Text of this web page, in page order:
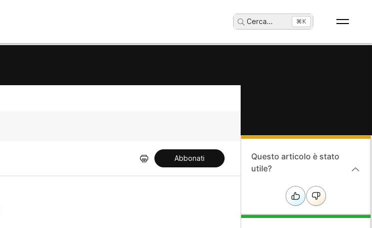
Cerca... ⌘K
Abbonati
Questo articolo è stato
utile?